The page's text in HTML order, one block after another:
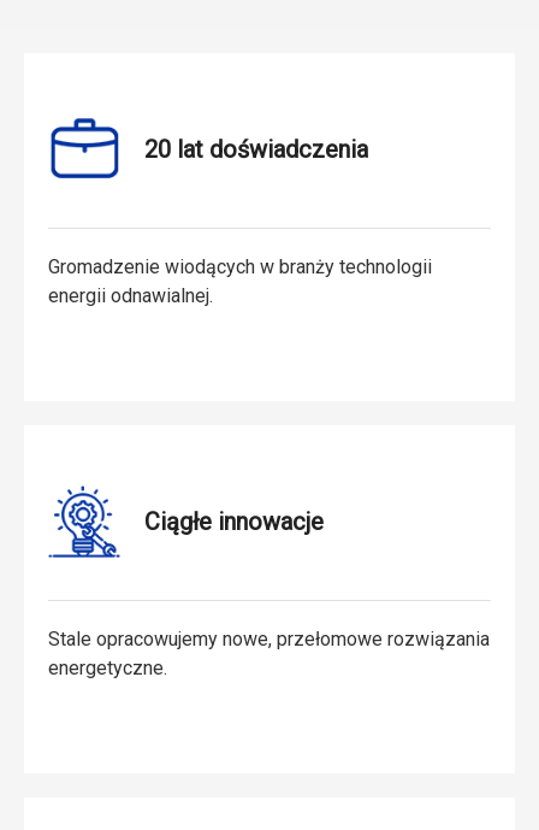
20 lat doświadczenia
Gromadzenie wiodących w branży technologii
energii odnawialnej.
Ciągłe innowacje
Stale opracowujemy nowe, przełomowe rozwiązania
energetyczne.